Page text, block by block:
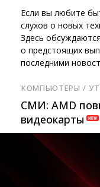
Если вы любите
слухов о новых
Здесь
о предстоящих
последними
КОМПЬЮТЕРЫ /
СМИ: AMD
видеокарты